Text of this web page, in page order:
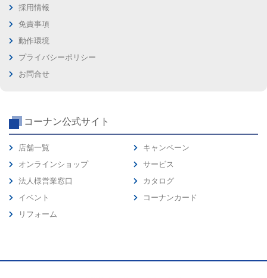
採用情報
免責事項
動作環境
プライバシーポリシー
お問合せ
コーナン公式サイト
店舗一覧
オンラインショップ
法人様営業窓口
イベント
リフォーム
キャンペーン
サービス
カタログ
コーナンカード